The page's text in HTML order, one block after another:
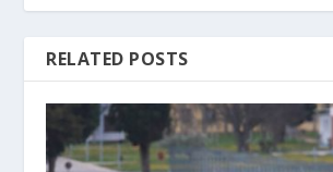
RELATED POSTS